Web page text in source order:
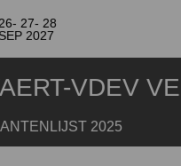
26- 27- 28
SEP 2027
VDEV
2025